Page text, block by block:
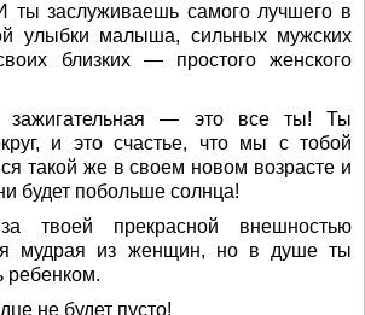
заслуживаешь самого лучшего в
улыбки малыша, сильных мужских
близких — простого женского
зажигательная — это все ты! Ты
и это счастье, что мы с тобой
такой же в своем новом возрасте и
будет побольше солнца!
твоей прекрасной внешностью
мудрая из женщин, но в душе ты
ребенком.
не будет пусто!